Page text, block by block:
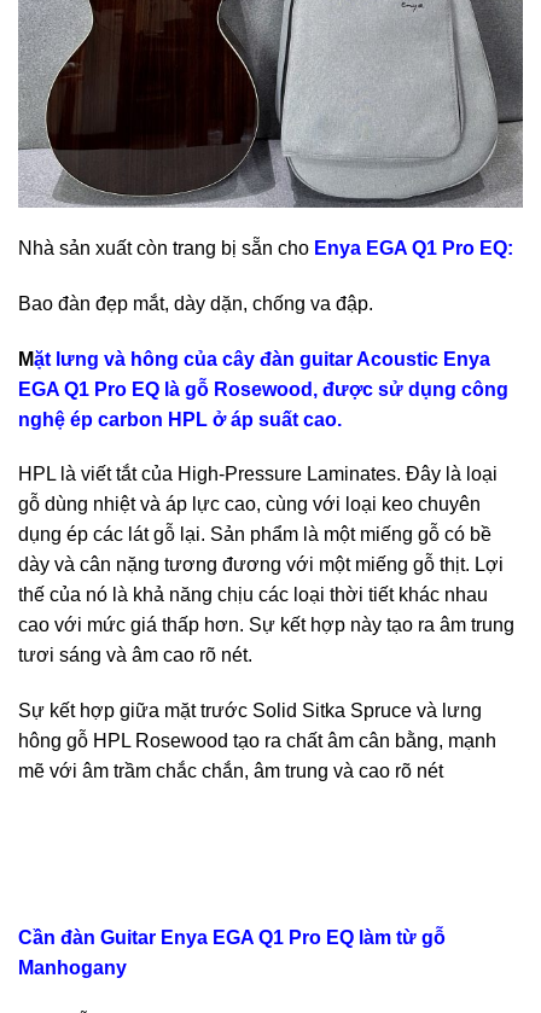
Nhà sản xuất còn trang bị sẵn cho Enya EGA Q1 Pro EQ:
Bao đàn đẹp mắt, dày dặn, chống va đập.
Mặt lưng và hông của cây đàn guitar Acoustic Enya
EGA Q1 Pro EQ là gỗ Rosewood, được sử dụng công
nghệ ép carbon HPL ở áp suất cao.
HPL là viết tắt của High-Pressure Laminates. Đây là loại
gỗ dùng nhiệt và áp lực cao, cùng với loại keo chuyên
dụng ép các lát gỗ lại. Sản phẩm là một miếng gỗ có bề
dày và cân nặng tương đương với một miếng gỗ thịt. Lợi
thế của nó là khả năng chịu các loại thời tiết khác nhau
cao với mức giá thấp hơn. Sự kết hợp này tạo ra âm trung
tươi sáng và âm cao rõ nét.
Sự kết hợp giữa mặt trước Solid Sitka Spruce và lưng
hông gỗ HPL Rosewood tạo ra chất âm cân bằng, mạnh
mẽ với âm trầm chắc chắn, âm trung và cao rõ nét
Cần đàn Guitar Enya EGA Q1 Pro EQ làm từ gỗ
Manhogany